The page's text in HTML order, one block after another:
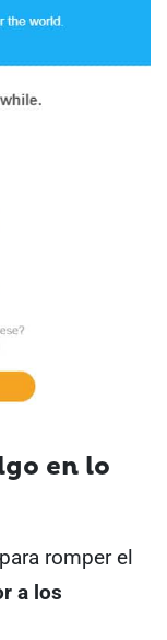
en lo
romper el
a los